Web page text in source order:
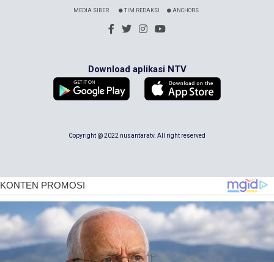
MEDIA SIBER TIM REDAKSI ANCHORS
Download aplikasi NTV
Copyright @ 2022 nusantaratv. All right reserved